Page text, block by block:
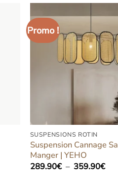
Promo !
SUSPENSIONS ROTIN
Suspension Cannage
Manger | YEHO
289.90€ – 359.90€